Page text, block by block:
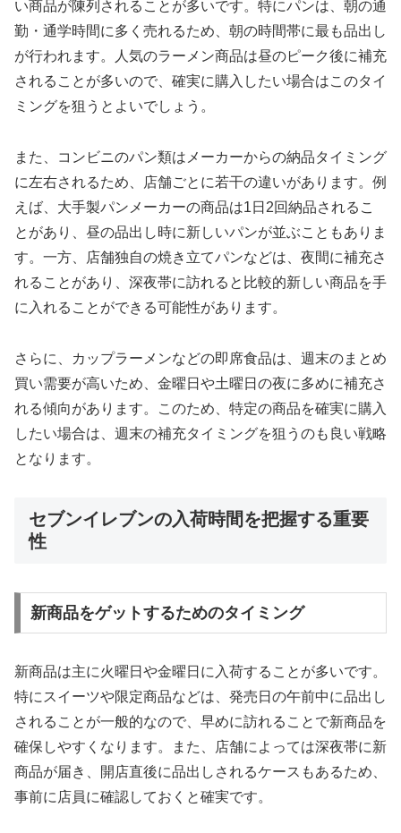
い商品が陳列されることが多いです。特にパンは、朝の通
勤・通学時間に多く売れるため、朝の時間帯に最も品出し
が行われます。人気のラーメン商品は昼のピーク後に補充
されることが多いので、確実に購入したい場合はこのタイ
ミングを狙うとよいでしょう。
また、コンビニのパン類はメーカーからの納品タイミング
に左右されるため、店舗ごとに若干の違いがあります。例
えば、大手製パンメーカーの商品は1日2回納品されるこ
とがあり、昼の品出し時に新しいパンが並ぶこともありま
す。一方、店舗独自の焼き立てパンなどは、夜間に補充さ
れることがあり、深夜帯に訪れると比較的新しい商品を手
に入れることができる可能性があります。
さらに、カップラーメンなどの即席食品は、週末のまとめ
買い需要が高いため、金曜日や土曜日の夜に多めに補充さ
れる傾向があります。このため、特定の商品を確実に購入
したい場合は、週末の補充タイミングを狙うのも良い戦略
となります。
セブンイレブンの入荷時間を把握する重要
性
新商品をゲットするためのタイミング
新商品は主に火曜日や金曜日に入荷することが多いです。
特にスイーツや限定商品などは、発売日の午前中に品出し
されることが一般的なので、早めに訪れることで新商品を
確保しやすくなります。また、店舗によっては深夜帯に新
商品が届き、開店直後に品出しされるケースもあるため、
事前に店員に確認しておくと確実です。